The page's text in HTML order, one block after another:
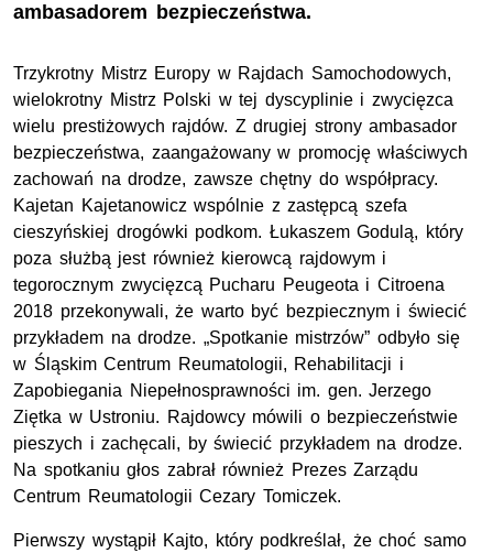
ambasadorem bezpieczeństwa.
Trzykrotny Mistrz Europy w Rajdach Samochodowych,
wielokrotny Mistrz Polski w tej dyscyplinie i zwycięzca
wielu prestiżowych rajdów. Z drugiej strony ambasador
bezpieczeństwa, zaangażowany w promocję właściwych
zachowań na drodze, zawsze chętny do współpracy.
Kajetan Kajetanowicz wspólnie z zastępcą szefa
cieszyńskiej drogówki podkom. Łukaszem Godulą, który
poza służbą jest również kierowcą rajdowym i
tegorocznym zwycięzcą Pucharu Peugeota i Citroena
2018 przekonywali, że warto być bezpiecznym i świecić
przykładem na drodze. „Spotkanie mistrzów” odbyło się
w Śląskim Centrum Reumatologii, Rehabilitacji i
Zapobiegania Niepełnosprawności im. gen. Jerzego
Ziętka w Ustroniu. Rajdowcy mówili o bezpieczeństwie
pieszych i zachęcali, by świecić przykładem na drodze.
Na spotkaniu głos zabrał również Prezes Zarządu
Centrum Reumatologii Cezary Tomiczek.
Pierwszy wystąpił Kajto, który podkreślał, że choć samo